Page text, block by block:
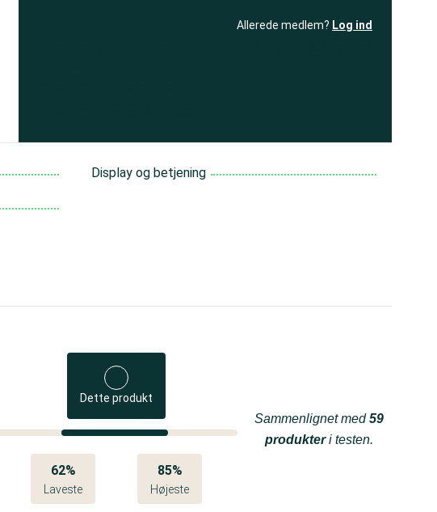
Allerede medlem? Log ind
Display og betjening
Dette produkt
62%
Laveste
85%
Højeste
Sammenlignet med59
produkteri testen.